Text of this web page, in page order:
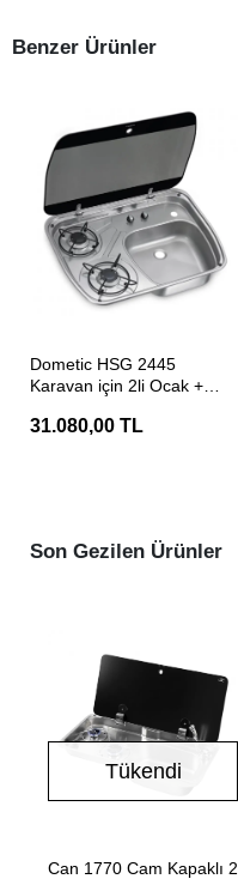
Benzer Ürünler
Dometic HSG 2445
Karavan için 2li Ocak +
31.080,00 TL
Son Gezilen Ürünler
Tükendi
Can 1770 Cam Kapaklı 2